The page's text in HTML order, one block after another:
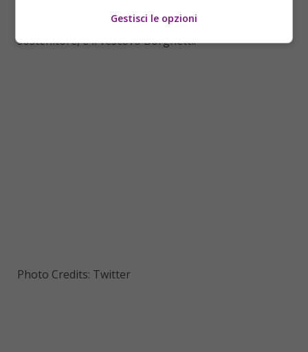
vorrebbe in pensionee di cui Chizzolini è
sostenitore, e il vescovo Borghetti.
Photo Credits: Twitter
Gestisci le opzioni